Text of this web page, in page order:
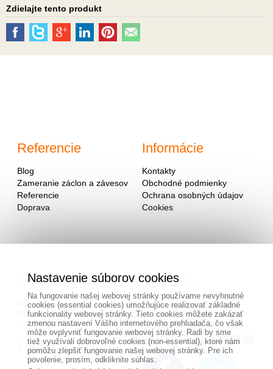
Zdielajte tento produkt
Referencie
Blog
Zameranie záclon a závesov
Referencie
Doprava
Informácie
Kontakty
Obchodné podmienky
Ochrana osobných údajov
Cookies
Adresa
OD - Mladosť
Hlavná 951
Galanta 924 01
Kontakty
0940 091 999
alebo na mailovej adrese
info@hotovezaclony.sk
Nastavenie súborov cookies
Na fungovanie našej webovej stránky používame nevyhnutné
cookies (essential cookies) umožňujúce realizovať základné
funkcionality webovej stránky. Tieto cookies môžete zakázať
zmenou nastavení Vášho internetového prehliadača, čo však
môže ovplyvniť fungovanie webovej stránky. Radi by sme
tiež využívali dobrovoľné cookies (non-essential), ktoré nám
pomôžu zlepšiť fungovanie našej webovej stránky. Pre ich
povolenie, prosím, odkliknite súhlas.